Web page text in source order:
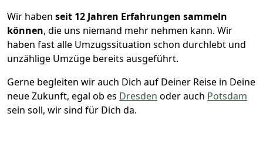
Wir haben seit 12 Jahren Erfahrungen sammeln
können, die uns niemand mehr nehmen kann. Wir
haben fast alle Umzugssituation schon durchlebt und
unzählige Umzüge bereits ausgeführt.
Gerne begleiten wir auch Dich auf Deiner Reise in Deine
neue Zukunft, egal ob es Dresden oder auch Potsdam
sein soll, wir sind für Dich da.